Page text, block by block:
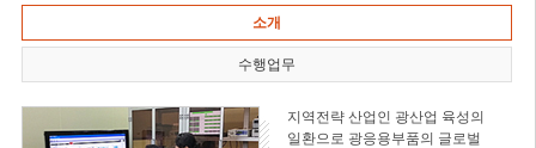
소개
수행업무
지역전략 산업인 광산업 육성의
일환으로 광응용부품의 글로벌